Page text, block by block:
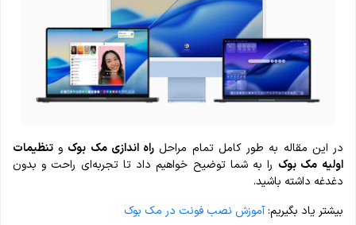
در این مقاله به طور کامل تمام مراحل راه اندازی مک بوک و تنظیمات
اولیه مک بوک را به شما توضیح خواهیم داد تا تجربه‌ای راحت و بدون
دغدغه داشته باشید.
بیشتر یاد بگیریم:آموزش نصب فونت در مک بوک